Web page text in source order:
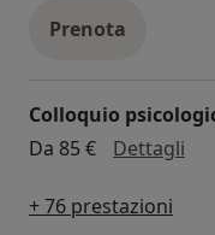
Prenota
Colloquio
Da 85 €
Dettagli
+ 76 prestazioni